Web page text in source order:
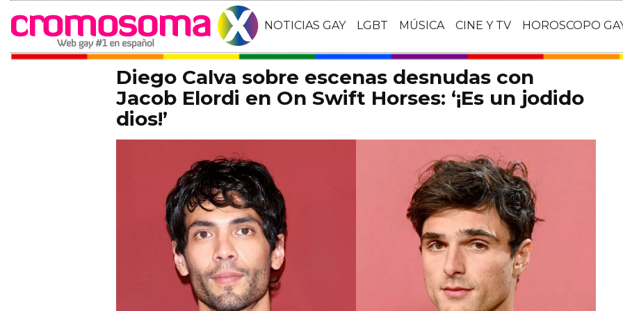
NOTICIAS GAY LGBT MÚSICA CINE Y TV HOROSCOPO
Diego Calva sobre escenas desnudas con
Jacob Elordi en On Swift Horses: ‘¡Es un jodido
dios!’